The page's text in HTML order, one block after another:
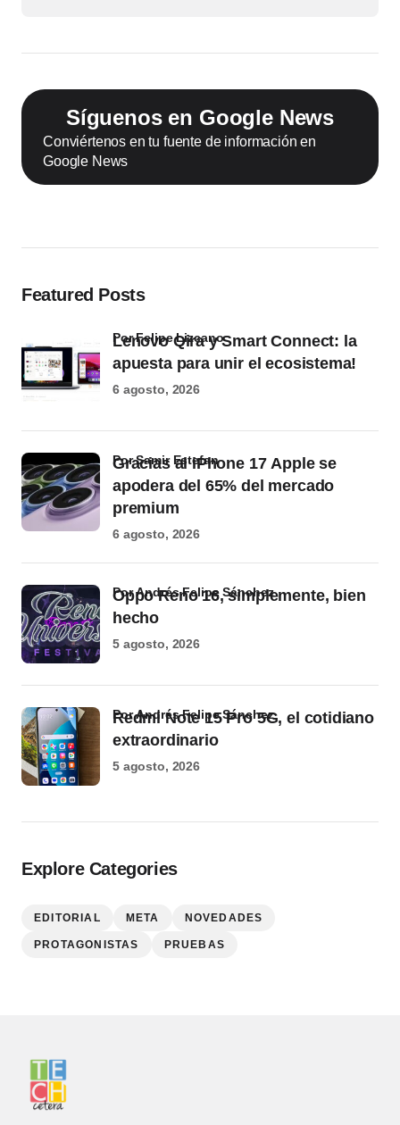
Síguenos en Google News
Conviértenos en tu fuente de información en
Google News
Featured Posts
Lenovo Qira y Smart Connect: la
apuesta para unir el ecosistema!
por Felipe Lizcano
6 agosto, 2026
Gracias al iPhone 17 Apple se
apodera del 65% del mercado
premium
por Samir Estefan
6 agosto, 2026
Oppo Reno 16, simplemente, bien
hecho
por Andrés Felipe Sánchez
5 agosto, 2026
Redmi Note 15 Pro 5G, el cotidiano
extraordinario
por Andrés Felipe Sánchez
5 agosto, 2026
Explore Categories
EDITORIAL META NOVEDADES
PROTAGONISTAS PRUEBAS